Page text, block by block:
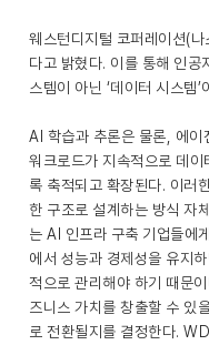
웨스턴디지털 코퍼레이션(
다고 밝혔다. 이를 통해 인공
스템이 아닌 ‘데이터 시스템
AI 학습과 추론은 물론, 에이
워크로드가 지속적으로 데
록 축적되고 확장된다. 이러
한 구조로 설계하는 방식 자
는 AI 인프라 구축 기업들에
에서 성능과 경제성을 유지
적으로 관리해야 하기 때문
즈니스 가치를 창출할 수 있
로 전환될지를 결정한다.